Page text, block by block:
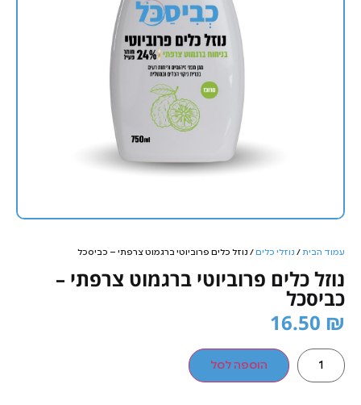
עמוד הבית/ נוזלי כלים/ נוזל כלים פרוביוטי ברגמוט צרפתי – כביסכל
נוזל כלים פרוביוטי ברגמוט צרפתי –
כביסכל
16.50 ₪
הוספה לסל